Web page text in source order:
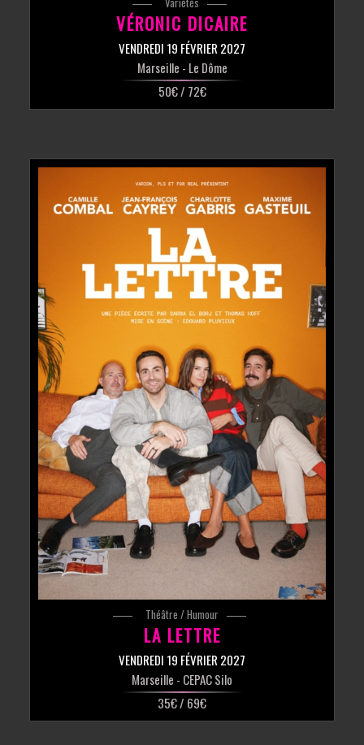
VÉRONIC DICAIRE
VENDREDI 19 FÉVRIER 2027
Marseille - Le Dôme
50€ / 72€
Théâtre / Humour
LA LETTRE
VENDREDI 19 FÉVRIER 2027
Marseille - CEPAC Silo
35€ / 69€